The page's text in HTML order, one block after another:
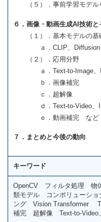
（５）．事前学習モデル
６．画像・動画生成AI技術と
（１）．基本モデルの基
ａ．CLIP、Diffusion
（２）．応用分野
ａ．Text-to-Image、
ｂ．画像補完
ｃ．超解像
ｄ．Text-to-Video、
ｅ．動画補完 など
７．まとめと今後の動向
キーワード
OpenCV フィルタ処理 物
類モデル コンポリューシ
ング Vision Transformer
補完 超解像 Text-to-Video